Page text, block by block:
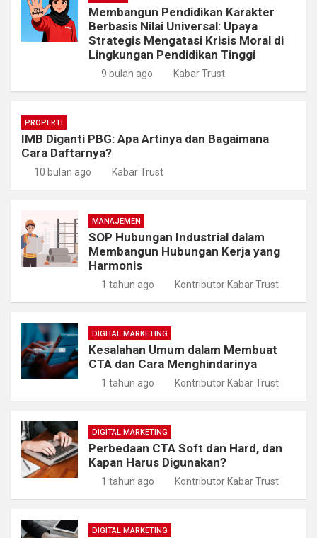
Membangun Pendidikan Karakter
Berbasis Nilai Universal: Upaya
Strategis Mengatasi Krisis Moral di
Lingkungan Pendidikan Tinggi
9 bulan ago Kabar Trust
PROPERTI
IMB Diganti PBG: Apa Artinya dan Bagaimana
Cara Daftarnya?
10 bulan ago Kabar Trust
MANAJEMEN
SOP Hubungan Industrial dalam
Membangun Hubungan Kerja yang
Harmonis
1 tahun ago Kontributor Kabar Trust
DIGITAL MARKETING
Kesalahan Umum dalam Membuat
CTA dan Cara Menghindarinya
1 tahun ago Kontributor Kabar Trust
DIGITAL MARKETING
Perbedaan CTA Soft dan Hard, dan
Kapan Harus Digunakan?
1 tahun ago Kontributor Kabar Trust
DIGITAL MARKETING